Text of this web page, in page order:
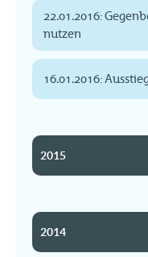
22.01.2016:
nutzen
16.01.2016:
2015
2014